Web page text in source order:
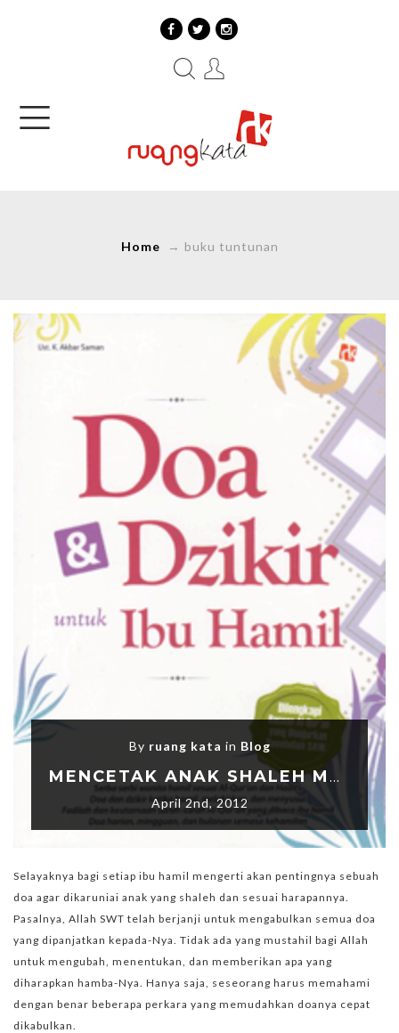
Home → buku tuntunan
By ruang kata in Blog
MENCETAK ANAK SHALEH MELALUI DOA DAN ZIKIR SEJAK KANDUNGAN
April 2nd, 2012
Selayaknya bagi setiap ibu hamil mengerti akan pentingnya sebuah
doa agar dikaruniai anak yang shaleh dan sesuai harapannya.
Pasalnya, Allah SWT telah berjanji untuk mengabulkan semua doa
yang dipanjatkan kepada-Nya. Tidak ada yang mustahil bagi Allah
untuk mengubah, menentukan, dan memberikan apa yang
diharapkan hamba-Nya. Hanya saja, seseorang harus memahami
dengan benar beberapa perkara yang memudahkan doanya cepat
dikabulkan.